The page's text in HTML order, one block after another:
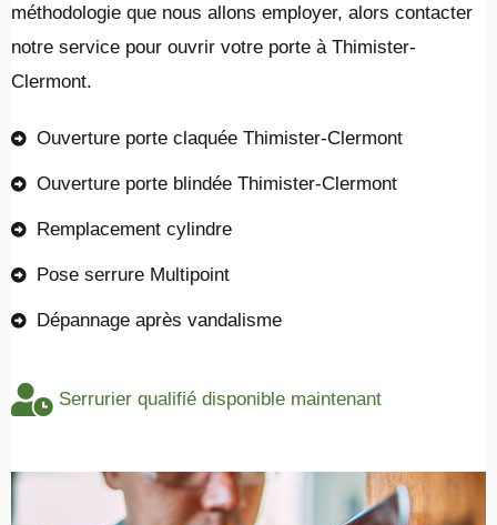
méthodologie que nous allons employer, alors contacter
notre service pour ouvrir votre porte à Thimister-
Clermont.
Ouverture porte claquée Thimister-Clermont
Ouverture porte blindée Thimister-Clermont
Remplacement cylindre
Pose serrure Multipoint
Dépannage après vandalisme
Serrurier qualifié disponible maintenant